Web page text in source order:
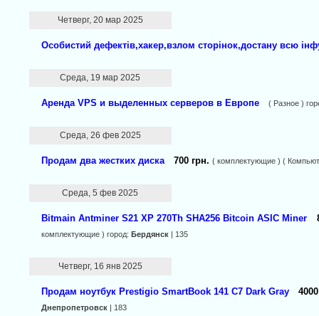
Четверг, 20 мар 2025
Особистий дефектів,хакер,взлом сторінок,достану всю
Среда, 19 мар 2025
Аренда VPS и выделенных серверов в Европе ( Разное )
Среда, 26 фев 2025
Продам два жестких диска 700 грн. ( комплектующие ) (
Среда, 5 фев 2025
Bitmain Antminer S21 XP 270Th SHA256 Bitcoin ASIC Miner
комплектующие ) город: Бердянск| 135
Четверг, 16 янв 2025
Продам ноутбук Prestigio SmartBook 141 С7 Dark Gray
Днепропетровск| 183